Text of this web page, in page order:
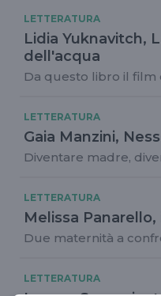
LETTERATURA
Lidia Yuknavitch,
dell'acqua
Da questo libro il film
LETTERATURA
Gaia Manzini,
Diventare madre,
LETTERATURA
Melissa
Due maternità a
LETTERATURA